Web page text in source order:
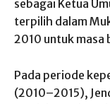
sebagai Ketua
terpilih dalam
2010 untuk masa
Pada periode
(2010–2015),